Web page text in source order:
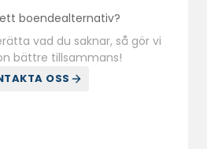
boendealternativ?
vad du saknar, så gör vi
bättre tillsammans!
OSS